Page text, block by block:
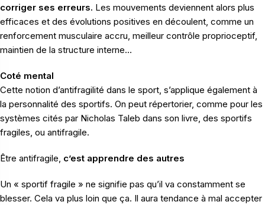
corriger ses erreurs. Les mouvements deviennent alors plus
efficaces et des évolutions positives en découlent, comme un
renforcement musculaire accru, meilleur contrôle proprioceptif,
maintien de la structure interne…
Coté mental
Cette notion d’antifragilité dans le sport, s’applique également à
la personnalité des sportifs. On peut répertorier, comme pour les
systèmes cités par Nicholas Taleb dans son livre, des sportifs
fragiles, ou antifragile.
Être antifragile, c’est apprendre des autres
Un « sportif fragile » ne signifie pas qu’il va constamment se
blesser. Cela va plus loin que ça. Il aura tendance à mal accepter